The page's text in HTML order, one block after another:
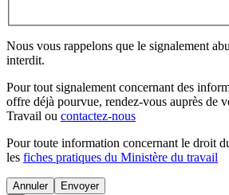
Nous vous rappelons que le signalement
interdit.
Pour tout signalement concernant des
offre déjà pourvue, rendez-vous auprès de
Travail ou contactez-nous
Pour toute information concernant le droit
les fiches pratiques du Ministère du travail
Annuler